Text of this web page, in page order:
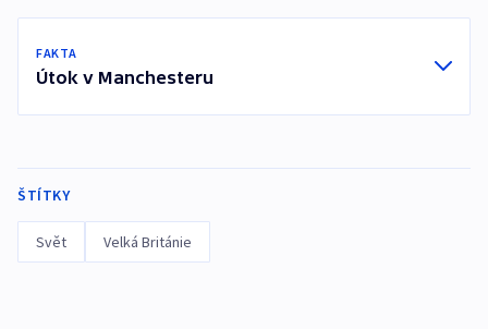
FAKTA
Útok v Manchesteru
ŠTÍTKY
Svět Velká Británie